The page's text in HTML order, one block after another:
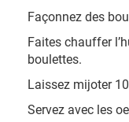
Façonnez des
Faites chauffer
boulettes.
Laissez mijoter
Servez avec les